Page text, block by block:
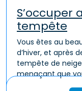
S’occuper
tempête
Vous êtes au
d’hiver, et après
tempête de
menaçant que